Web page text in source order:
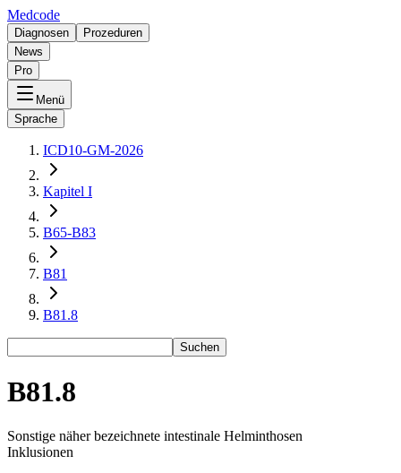
Medcode
Diagnosen
Prozeduren
News
Pro
Menü
Sprache
ICD10-GM-2026
Kapitel I
B65-B83
B81
B81.8
Suchen
B81.8
Sonstige näher bezeichnete intestinale Helminthosen
Inklusionen